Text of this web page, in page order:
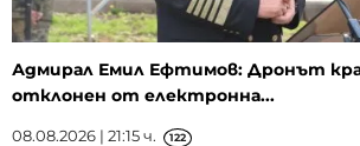
Адмирал Емил Ефтимов: Дронът
отклонен от електронна...
08.08.2026 | 21:15 ч. 122